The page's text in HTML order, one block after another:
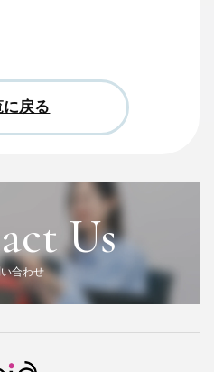
に戻る
Us
合わせ